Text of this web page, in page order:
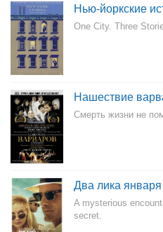
Нью-йоркские
One City. Three
Нашествие
Смерть жизни не
Два лика января
A mysterious
secret.